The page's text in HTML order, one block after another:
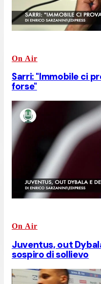
On Air
Sarri: "Immobile ci
forse"
On Air
Juventus, out
sospiro di sollievo